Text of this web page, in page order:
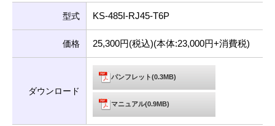
型式 KS-485I-RJ45-T6P
価格 25,300円(税込)(本体:23,000円+消費税)
ダウンロード
パンフレット(0.3MB)
マニュアル(0.9MB)